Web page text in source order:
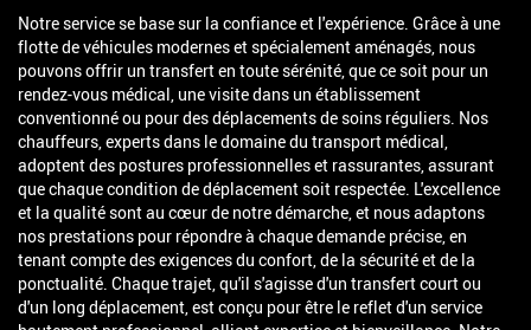
Notre service se base sur la confiance et l'expérience. Grâce à une
flotte de véhicules modernes et spécialement aménagés, nous
pouvons offrir un transfert en toute sérénité, que ce soit pour un
rendez-vous médical, une visite dans un établissement
conventionné ou pour des déplacements de soins réguliers. Nos
chauffeurs, experts dans le domaine du transport médical,
adoptent des postures professionnelles et rassurantes, assurant
que chaque condition de déplacement soit respectée. L'excellence
et la qualité sont au cœur de notre démarche, et nous adaptons
nos prestations pour répondre à chaque demande précise, en
tenant compte des exigences du confort, de la sécurité et de la
ponctualité. Chaque trajet, qu'il s'agisse d'un transfert court ou
d'un long déplacement, est conçu pour être le reflet d'un service